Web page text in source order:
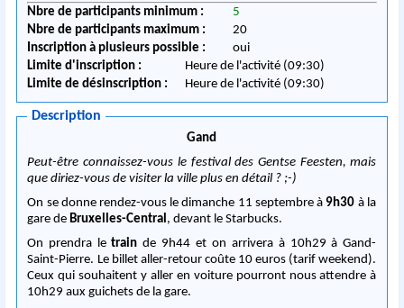
Nbre de participants minimum :
5
Nbre de participants maximum :
20
Inscription à plusieurs possible :
oui
Limite d'inscription :
Heure de l'activité (09:30)
Limite de désinscription :
Heure de l'activité (09:30)
Description
Gand
Peut-être connaissez-vous le festival des Gentse Feesten, mais
que diriez-vous de visiter la ville plus en détail ? ;-)
On se donne rendez-vous le dimanche 11 septembre à9h30 à la
gare de Bruxelles-Central , devant le Starbucks.
On prendra letrain de 9h44 et on arrivera à 10h29 à Gand-
Saint-Pierre. Le billet aller-retour coûte 10 euros (tarif weekend).
Ceux qui souhaitent y aller en voiture pourront nous attendre à
10h29 aux guichets de la gare.